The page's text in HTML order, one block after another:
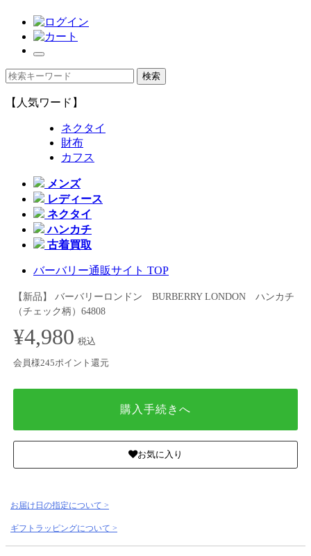
【人気ワード】
ネクタイ
財布
カフス
メンズ
レディース
ネクタイ
ハンカチ
古着買取
バーバリー通販サイト TOP
【新品】 バーバリーロンドン BURBERRY LONDON ハンカチ
（チェック柄）64808
¥4,980 税込
会員様245ポイント還元
購入手続きへ
お気に入り
お届け日の指定について >
ギフトラッピングについて >